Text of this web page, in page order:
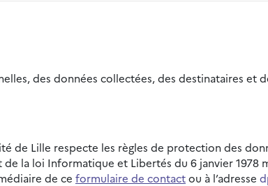
des données collectées, des destinataires et
de Lille respecte les règles de protection des
la loi Informatique et Libertés du 6 janvier 1978
de ce formulaire de contactou à l’adresse